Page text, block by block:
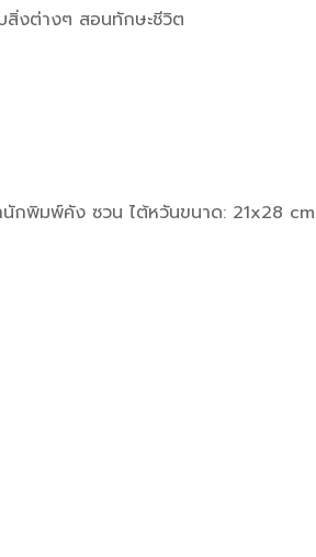
สิ่งต่างๆ สอนทักษะชีวิต
นักพิมพ์คัง ซวน ไต้หวันขนาด: 21x28 cm